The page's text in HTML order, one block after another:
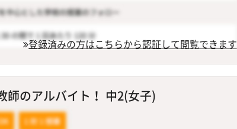
登録済みの方はこちらから認証して閲覧できます
師のアルバイト！ 中2(女子)